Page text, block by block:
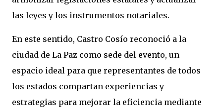
las leyes y los instrumentos notariales.
En este sentido, Castro Cosío reconoció a la
ciudad de La Paz como sede del evento, un
espacio ideal para que representantes de todos
los estados compartan experiencias y
estrategias para mejorar la eficiencia mediante